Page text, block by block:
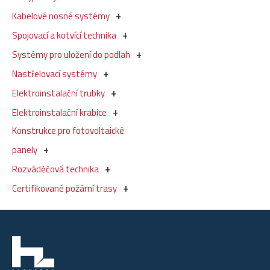
Kabelové nosné systémy
Spojovací a kotvící technika
Systémy pro uložení do podlah
Nastřelovací systémy
Elektroinstalační trubky
Elektroinstalační krabice
Konstrukce pro fotovoltaické
panely
Rozváděčová technika
Certifikované požární trasy